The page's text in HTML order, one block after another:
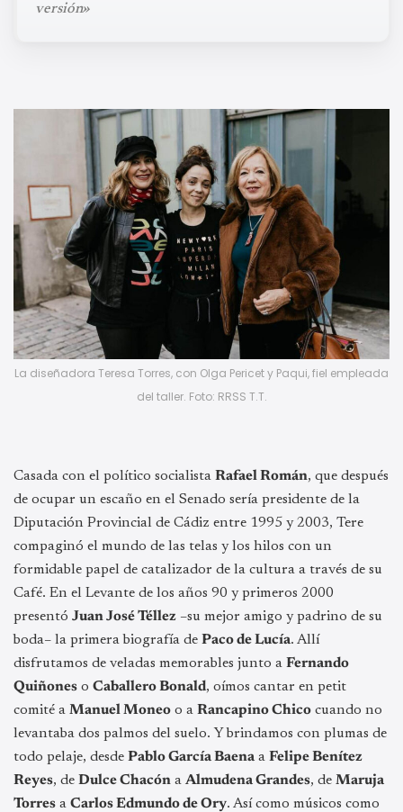
versión»
La diseñadora Teresa Torres, con Olga Pericet y Paqui, fiel empleada
del taller. Foto: RRSS T.T.
Casada con el político socialista Rafael Román, que después
de ocupar un escaño en el Senado sería presidente de la
Diputación Provincial de Cádiz entre 1995 y 2003, Tere
compaginó el mundo de las telas y los hilos con un
formidable papel de catalizador de la cultura a través de su
Café. En el Levante de los años 90 y primeros 2000
presentó Juan José Téllez –su mejor amigo y padrino de su
boda– la primera biografía de Paco de Lucía. Allí
disfrutamos de veladas memorables junto a Fernando
Quiñones o Caballero Bonald, oímos cantar en petit
comité a Manuel Moneo o a Rancapino Chico cuando no
levantaba dos palmos del suelo. Y brindamos con plumas de
todo pelaje, desde Pablo García Baena a Felipe Benítez
Reyes, de Dulce Chacón a Almudena Grandes, de Maruja
Torres a Carlos Edmundo de Ory. Así como músicos como